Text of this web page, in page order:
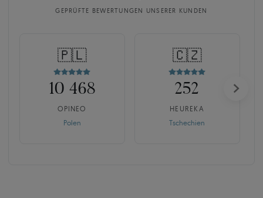
GEPRÜFTE BEWERTUNGEN UNSERER KUNDEN
🇵🇱
10 468
OPINEO
Polen
🇨🇿
252
HEUREKA
Tschechien